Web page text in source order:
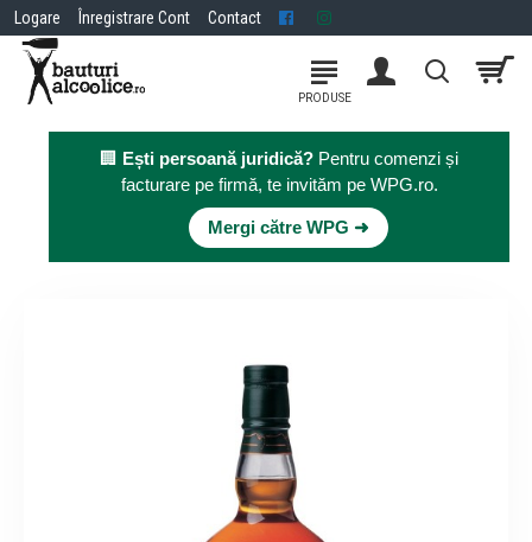
Logare Înregistrare Cont Contact
🏢 Ești persoană juridică? Pentru comenzi și
facturare pe firmă, te invităm pe WPG.ro.
Mergi către WPG ➜